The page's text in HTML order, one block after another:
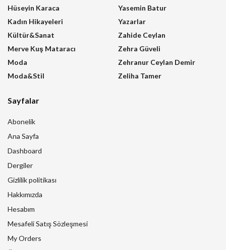
Hüseyin Karaca
Kadın Hikayeleri
Kültür&Sanat
Merve Kuş Mataracı
Moda
Moda&Stil
Yasemin Batur
Yazarlar
Zahide Ceylan
Zehra Güveli
Zehranur Ceylan Demir
Zeliha Tamer
Sayfalar
Abonelik
Ana Sayfa
Dashboard
Dergiler
Gizlilik politikası
Hakkımızda
Hesabım
Mesafeli Satış Sözleşmesi
My Orders